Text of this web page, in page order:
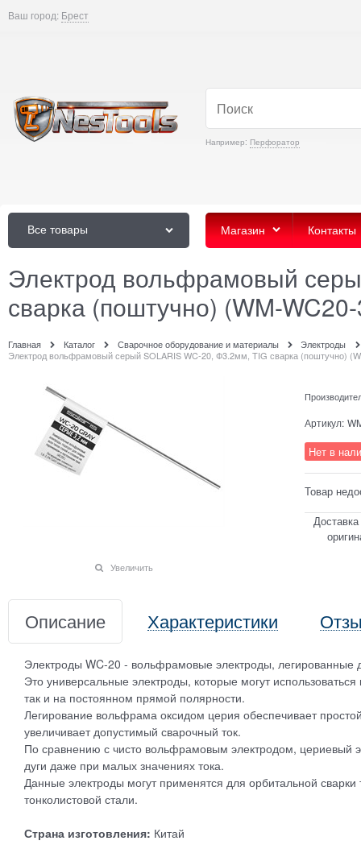
Ваш город: Брест
Например: Перфоратор
Все товары Магазин Контакты
Электрод вольфрамовый
сварка (поштучно) (WM-
Главная Каталог Сварочное оборудование и материалы
Электроды
Электрод вольфрамовый серый SOLARIS WC-20, Ф3.2мм, TIG сварка (поштучно)
Увеличить
Артикул:
Нет в
Товар
Описание Характеристики
Электроды WC-20 - вольфрамовые электроды, легированные
Это универсальные электроды, которые могут
так и на постоянном прямой полярности.
Легирование вольфрама оксидом церия обеспечивает
увеличивает допустимый сварочный ток.
По сравнению с чисто вольфрамовым электродом, цериевый
дуги даже при малых значениях тока.
Данные электроды могут применятся для орбитальной сварки
тонколистовой стали.
Страна изготовления: Китай